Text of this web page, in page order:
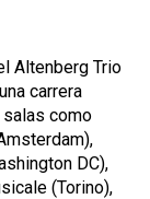
Altenberg Trio
carrera
como
DC),
(Torino),